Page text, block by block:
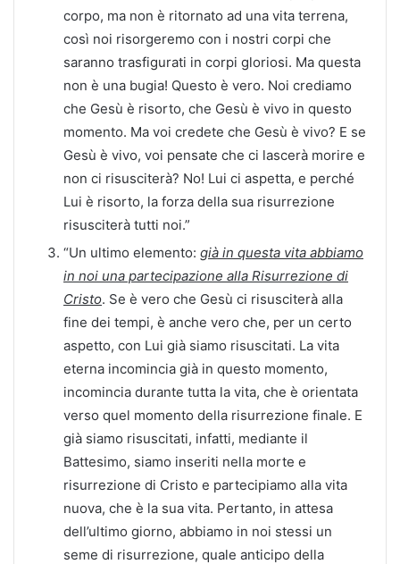
corpo, ma non è ritornato ad una vita terrena,
così noi risorgeremo con i nostri corpi che
saranno trasfigurati in corpi gloriosi. Ma questa
non è una bugia! Questo è vero. Noi crediamo
che Gesù è risorto, che Gesù è vivo in questo
momento. Ma voi credete che Gesù è vivo? E se
Gesù è vivo, voi pensate che ci lascerà morire e
non ci risusciterà? No! Lui ci aspetta, e perché
Lui è risorto, la forza della sua risurrezione
risusciterà tutti noi.”
“Un ultimo elemento: già in questa vita abbiamo
in noi una partecipazione alla Risurrezione di
Cristo. Se è vero che Gesù ci risusciterà alla
fine dei tempi, è anche vero che, per un certo
aspetto, con Lui già siamo risuscitati. La vita
eterna incomincia già in questo momento,
incomincia durante tutta la vita, che è orientata
verso quel momento della risurrezione finale. E
già siamo risuscitati, infatti, mediante il
Battesimo, siamo inseriti nella morte e
risurrezione di Cristo e partecipiamo alla vita
nuova, che è la sua vita. Pertanto, in attesa
dell’ultimo giorno, abbiamo in noi stessi un
seme di risurrezione, quale anticipo della